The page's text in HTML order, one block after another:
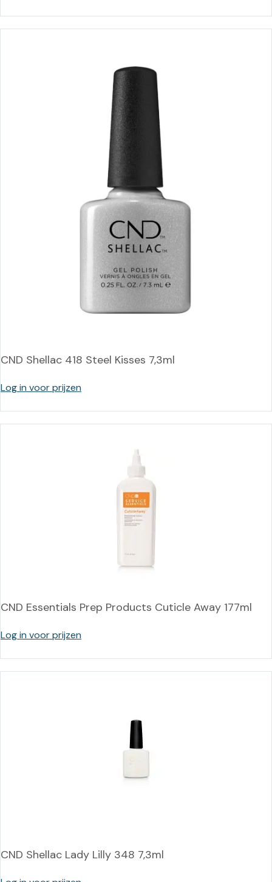
CND Shellac 418 Steel Kisses 7,3ml
Log in voor prijzen
CND Essentials Prep Products Cuticle Away 177ml
Log in voor prijzen
CND Shellac Lady Lilly 348 7,3ml